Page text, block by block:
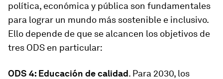
política, económica y pública son fundamentales
para lograr un mundo más sostenible e inclusivo.
Ello depende de que se alcancen los objetivos de
tres ODS en particular:
ODS 4: Educación de calidad. Para 2030, los